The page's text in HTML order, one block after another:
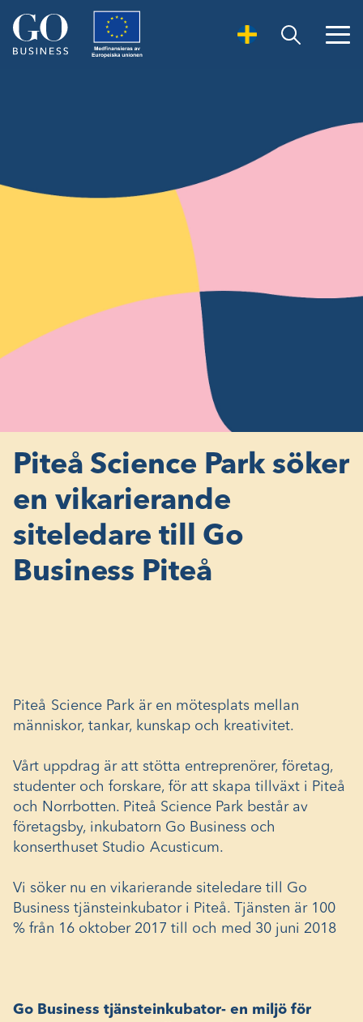
Open Search
Piteå Science Park söker
en vikarierande
siteledare till Go
Business Piteå
Piteå Science Parkär en mötesplats mellan
människor, tankar, kunskap och kreativitet.
Vårt uppdrag är att stötta entreprenörer, företag,
studenter och forskare, för att skapa tillväxt i Piteå
och Norrbotten. Piteå Science Park består av
företagsby, inkubatorn Go Business och
konserthuset Studio Acusticum.
Vi söker nu en vikarierande siteledare till Go
Business tjänsteinkubator i Piteå. Tjänsten är 100
% från 16 oktober 2017 till och med 30 juni 2018
Go Business tjänsteinkubator- en miljö för